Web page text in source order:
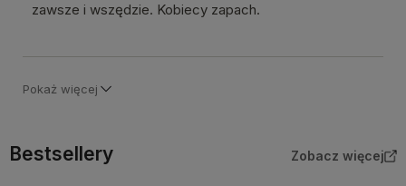
zawsze i wszędzie. Kobiecy zapach.
Pokaż więcej
Bestsellery Zobacz więcej